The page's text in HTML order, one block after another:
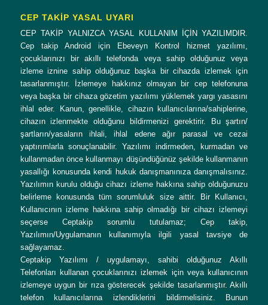
CEP TAKİP YASAL UYARI
CEP TAKİP YALNIZCA YASAL KULLANIM İÇİN YAZILIMDIR.
Cep takip Android için Ebeveyn Kontrol hizmet yazılımı,
çocuklarınızı bir akıllı telefonda veya sahip olduğunuz veya
izleme iznine sahip olduğunuz başka bir cihazda izlemek için
tasarlanmıştır. İzlemeye hakkınız olmayan bir cep telefonuna
veya başka bir cihaza gözetim yazılımı yüklemek yargı yasasını
ihlal eder. Kanun, genellikle, cihazın kullanıcılarına/sahiplerine,
cihazın izlenmekte olduğunu bildirmenizi gerektirir. Bu şartın/
şartların/yasaların ihlali, ihlal edene ağır parasal ve cezai
yaptırımlarla sonuçlanabilir. Yazılımı indirmeden, kurmadan ve
kullanmadan önce kullanmayı düşündüğünüz şekilde kullanmanın
yasallığı konusunda kendi hukuk danışmanınıza danışmalısınız.
Yazılımın kurulu olduğu cihazı izleme hakkına sahip olduğunuzu
belirleme konusunda tüm sorumluluk size aittir. Bir Kullanıcı,
Kullanıcının izleme hakkına sahip olmadığı bir cihazı izlemeyi
seçerse Ceptakip sorumlu tutulamaz; Cep takip,
Yazılımın/Uygulamanın kullanımıyla ilgili yasal tavsiye de
sağlayamaz.
Ceptakip Yazılımı / uygulamayı, sahibi olduğunuz Akıllı
Telefonları kullanan çocuklarınızı izlemek için veya kullanıcının
izlemeye uygun bir rıza gösterecek şekilde tasarlanmıştır. Akıllı
telefon kullanıcılarına izlendiklerini bildirmelisiniz. Bunun